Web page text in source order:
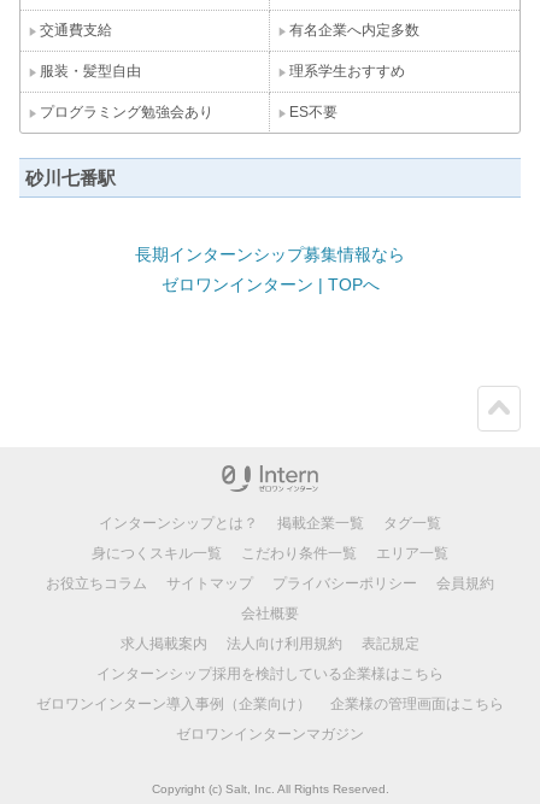
交通費支給 有名企業へ内定多数
服装・髪型自由 理系学生おすすめ
プログラミング勉強会あり ES不要
砂川七番駅
長期インターンシップ募集情報なら
ゼロワンインターン | TOPへ
インターンシップとは？ 掲載企業一覧
タグ一覧
身につくスキル一覧
こだわり条件一覧
エリア一覧
お役立ちコラム
サイトマップ プライバシーポリシー
会員規約
会社概要
求人掲載案内
法人向け利用規約
表記規定
インターンシップ採用を検討している企業様はこちら
ゼロワンインターン導入事例（企業向け）
企業様の管理画面はこちら
ゼロワンインターンマガジン
Copyright (c) Salt, Inc. All Rights Reserved.